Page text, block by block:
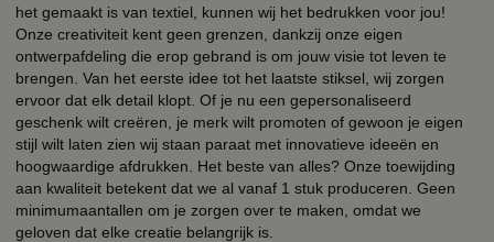
het gemaakt is van textiel, kunnen wij het bedrukken voor jou!
Onze creativiteit kent geen grenzen, dankzij onze eigen
ontwerpafdeling die erop gebrand is om jouw visie tot leven te
brengen. Van het eerste idee tot het laatste stiksel, wij zorgen
ervoor dat elk detail klopt. Of je nu een gepersonaliseerd
geschenk wilt creëren, je merk wilt promoten of gewoon je eigen
stijl wilt laten zien wij staan paraat met innovatieve ideeën en
hoogwaardige afdrukken. Het beste van alles? Onze toewijding
aan kwaliteit betekent dat we al vanaf 1 stuk produceren. Geen
minimumaantallen om je zorgen over te maken, omdat we
geloven dat elke creatie belangrijk is.